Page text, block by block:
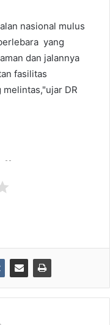
nasional mulus
yang
dan jalannya
fasilitas
DR